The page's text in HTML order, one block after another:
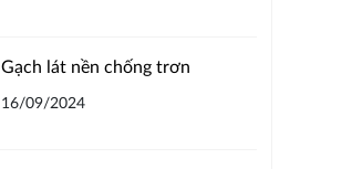
Gạch lát nền chống trơn
16/09/2024